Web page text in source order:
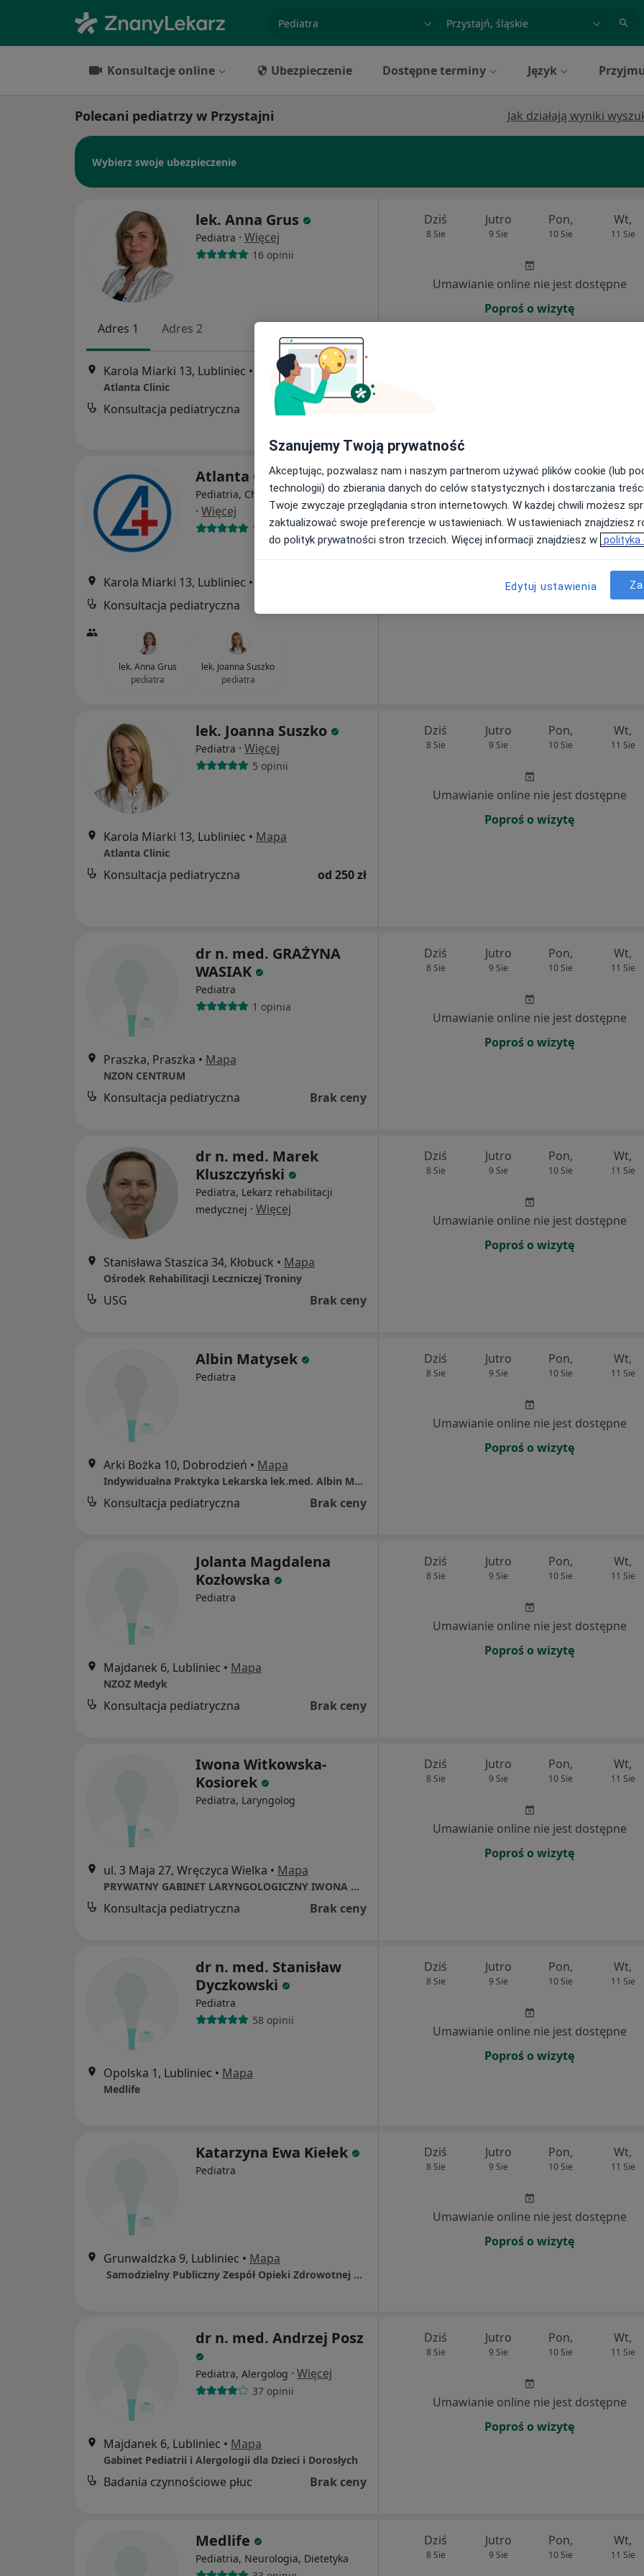
miasto lub dzielnica
Konsultacje online Ubezpieczenie Dostępne terminy Język
Polecani pediatrzy w Przystajni Jak działają wyniki
Wybierz swoje ubezpieczenie
lek. Anna Grus
Pediatra · Więcej
16 opinii
Adres 1 Adres 2
Karola Miarki 13, Lubliniec • Mapa
Atlanta Clinic
Konsultacja pediatryczna od 250 zł
Dziś
8 Sie
Jutro
9 Sie
Pon,
10 Sie
Wt,
11 Sie
Umawianie online nie jest dostępne
Poproś o wizytę
Atlanta Clinic
Pediatria, Chirurgia, Dermatologia
· Więcej
118 opinii
Karola Miarki 13, Lubliniec •
Konsultacja pediatryczna
lek. Anna Grus
pediatra
lek. Joanna Suszko
pediatra
Dziś
8 Sie
Jutro
9 Sie
Pon,
10 Sie
Wt,
11 Sie
Umawianie online nie jest dostępne
lek. Joanna Suszko
Pediatra · Więcej
5 opinii
Karola Miarki 13, Lubliniec • Mapa
Atlanta Clinic
Konsultacja pediatryczna od 250 zł
Dziś
8 Sie
Jutro
9 Sie
Pon,
10 Sie
Wt,
11 Sie
Umawianie online nie jest dostępne
Poproś o wizytę
dr n. med. GRAŻYNA
WASIAK
Pediatra
1 opinia
Praszka, Praszka • Mapa
NZON CENTRUM
Konsultacja pediatryczna Brak ceny
Dziś
8 Sie
Jutro
9 Sie
Pon,
10 Sie
Wt,
11 Sie
Umawianie online nie jest dostępne
Poproś o wizytę
dr n. med. Marek
Kluszczyński
Pediatra, Lekarz rehabilitacji
medycznej · Więcej
Stanisława Staszica 34, Kłobuck • Mapa
Ośrodek Rehabilitacji Leczniczej Troniny
USG Brak ceny
Dziś
8 Sie
Jutro
9 Sie
Pon,
10 Sie
Wt,
11 Sie
Umawianie online nie jest dostępne
Poproś o wizytę
Albin Matysek
Pediatra
Arki Bożka 10, Dobrodzień • Mapa
Indywidualna Praktyka Lekarska lek.med. Albin Matysek wizyty domowe
Konsultacja pediatryczna Brak ceny
Dziś
8 Sie
Jutro
9 Sie
Pon,
10 Sie
Wt,
11 Sie
Umawianie online nie jest dostępne
Poproś o wizytę
Jolanta Magdalena
Kozłowska
Pediatra
Majdanek 6, Lubliniec • Mapa
NZOZ Medyk
Konsultacja pediatryczna Brak ceny
Dziś
8 Sie
Jutro
9 Sie
Pon,
10 Sie
Wt,
11 Sie
Umawianie online nie jest dostępne
Poproś o wizytę
Iwona Witkowska-
Kosiorek
Pediatra, Laryngolog
ul. 3 Maja 27, Wręczyca Wielka • Mapa
PRYWATNY GABINET LARYNGOLOGICZNY IWONA WITKOWSKA-KOSIOREK
Konsultacja pediatryczna Brak ceny
Dziś
8 Sie
Jutro
9 Sie
Pon,
10 Sie
Wt,
11 Sie
Umawianie online nie jest dostępne
Poproś o wizytę
dr n. med. Stanisław
Dyczkowski
Pediatra
58 opinii
Opolska 1, Lubliniec • Mapa
Medlife
Dziś
8 Sie
Jutro
9 Sie
Pon,
10 Sie
Wt,
11 Sie
Umawianie online nie jest dostępne
Poproś o wizytę
Katarzyna Ewa Kiełek
Pediatra
Grunwaldzka 9, Lubliniec • Mapa
Samodzielny Publiczny Zespół Opieki Zdrowotnej w Lublińcu - Dział Pomocy Doraźnej
Dziś
8 Sie
Jutro
9 Sie
Pon,
10 Sie
Wt,
11 Sie
Umawianie online nie jest dostępne
Poproś o wizytę
dr n. med. Andrzej Posz
Pediatra, Alergolog · Więcej
37 opinii
Majdanek 6, Lubliniec • Mapa
Gabinet Pediatrii i Alergologii dla Dzieci i Dorosłych
Badania czynnościowe płuc Brak ceny
Dziś
8 Sie
Jutro
9 Sie
Pon,
10 Sie
Wt,
11 Sie
Umawianie online nie jest dostępne
Poproś o wizytę
Medlife
Pediatria, Neurologia, Dietetyka
Dziś
8 Sie
Jutro
9 Sie
Pon,
10 Sie
Wt,
11 Sie
Szanujemy Twoją prywatność
Akceptując, pozwalasz nam i naszym partnerom używać plików cookie (lub
technologii) do zbierania danych do celów statystycznych i dostarczania
Twoje zwyczaje przeglądania stron internetowych. W każdej chwili możesz
zaktualizować swoje preferencje w ustawieniach. W ustawieniach znajdziesz
do polityk prywatności stron trzecich. Więcej informacji znajdziesz w polityka
Edytuj ustawienia